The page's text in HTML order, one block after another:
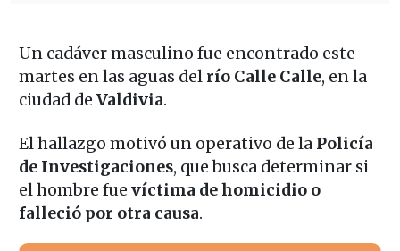
Un cadáver masculino fue encontrado este
martes en las aguas delrío Calle Calle, en la
ciudad de Valdivia.
El hallazgo motivó un operativo de la Policía
de Investigaciones, que busca determinar si
el hombre fue víctima de homicidio o
falleció por otra causa.